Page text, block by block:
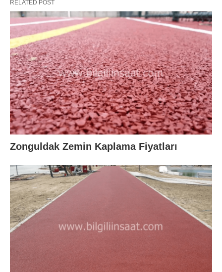
RELATED POST
Zonguldak Zemin Kaplama Fiyatları